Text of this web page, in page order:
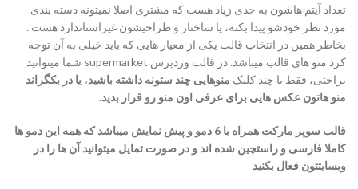
تعداد آیتم هاشون به حدی زیاد هست که مشتری اصلا نمیتونه دسته بندی
مورد نظر خودشو پیدا بکنه، یا ساختار و طراحیشون غیراستاندارد هست .
بخاطر همین در انتخاب قالب یکی از معیار هایی که باید خیلی به آن توجه
کرد منو های قالب میباشد. در قالب وردپرس supermarket شما میتوانید
براحتی، فقط با چند کلیک منوهایی چند ستونه داشته باشید، یا در بکگراند
منو هاتون عکس هایی برای عرفی اون منو رو قرار بدید.
قالب سوپر مارکت همراه با 6 دمو و پیش نمایش میباشد که همه این دمو ها
کاملا فارسی و راستچین شده اند و در صورت تمایل میتوانید آن ها را در
وبسایتتون فعال بکنید